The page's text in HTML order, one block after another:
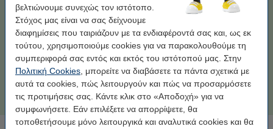
βελτιώνουμε συνεχώς τον ιστότοπο.
Στόχος μας είναι να σας δείχνουμε
διαφημίσεις που ταιριάζουν με τα ενδιαφέροντά σας και, ως εκ
τούτου, χρησιμοποιούμε cookies για να παρακολουθούμε τη
συμπεριφορά σας εντός και εκτός του ιστότοπού μας. Στην
Πολιτική Cookies , μπορείτε να διαβάσετε τα πάντα σχετικά με
αυτά τα cookies, πώς λειτουργούν και πώς να προσαρμόσετε
τις προτιμήσεις σας. Κάντε κλικ στο «Αποδοχή» για να
συμφωνήσετε. Εάν επιλέξετε να απορρίψετε, θα
τοποθετήσουμε μόνο λειτουργικά και αναλυτικά cookies και θα
Κάνε κλικ για να δεις τα χαρακτηριστικά!
Κέρδισε
63,8%
σε σύγκριση με το original!
Άμεσα διαθέσιμο
Παράγγειλε τώρα, για άμεση παράδοση!
Τιμή ανά ml 0,73 €
9,50 € Στο Καλάθι